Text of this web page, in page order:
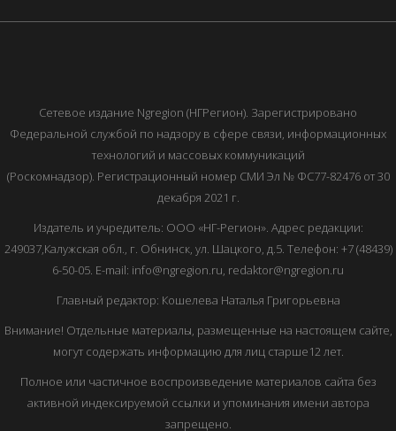
Сетевое издание Ngregion (НГРегион). Зарегистрировано
Федеральной службой по надзору в сфере связи, информационных
технологий и массовых коммуникаций
(Роскомнадзор). Регистрационный номер СМИ Эл № ФС77-82476 от 30
декабря 2021 г.
Издатель и учредитель: ООО «НГ-Регион». Адрес редакции:
249037,Калужская обл., г. Обнинск, ул. Шацкого, д.5. Телефон: +7 (48439)
6-50-05. E-mail: info@ngregion.ru, redaktor@ngregion.ru
Главный редактор: Кошелева Наталья Григорьевна
Внимание! Отдельные материалы, размещенные на настоящем сайте,
могут содержать информацию для лиц старше12 лет.
Полное или частичное воспроизведение материалов сайта без
активной индексируемой ссылки и упоминания имени автора
запрещено.